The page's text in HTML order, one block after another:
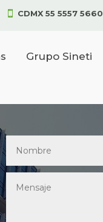
 CDMX 55 5557 5660
Grupo Sineti